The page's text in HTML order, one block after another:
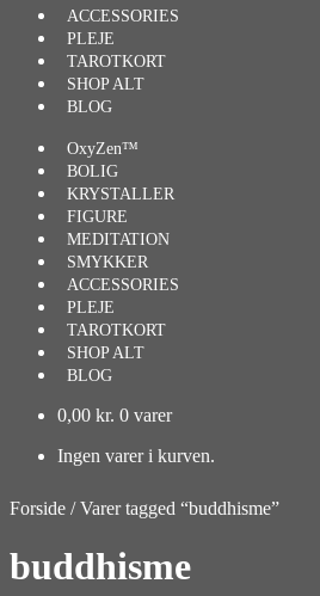
ACCESSORIES
PLEJE
TAROTKORT
SHOP ALT
BLOG
OxyZen™
BOLIG
KRYSTALLER
FIGURE
MEDITATION
SMYKKER
ACCESSORIES
PLEJE
TAROTKORT
SHOP ALT
BLOG
0,00 kr. 0 varer
Ingen varer i kurven.
Forside /Varer tagged “buddhisme”
buddhisme